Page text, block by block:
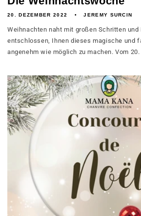
20. DEZEMBER 2022 JEREMY SURCIN
Weihnachten naht mit großen Schritten
entschlossen, Ihnen dieses magische und
angenehm wie möglich zu machen. Vom